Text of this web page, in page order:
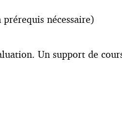
nécessaire)
Un support de